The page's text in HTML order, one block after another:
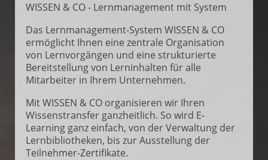
WISSEN & CO - Lernmanagement mit System
Das Lernmanagement-System WISSEN & CO
ermöglicht Ihnen eine zentrale Organisation
von Lernvorgängen und eine strukturierte
Bereitstellung von Lerninhalten für alle
Mitarbeiter in Ihrem Unternehmen.
Mit WISSEN & CO organisieren wir Ihren
Wissenstransfer ganzheitlich. So wird E-
Learning ganz einfach, von der Verwaltung der
Lernbibliotheken, bis zur Ausstellung der
Teilnehmer-Zertifikate.